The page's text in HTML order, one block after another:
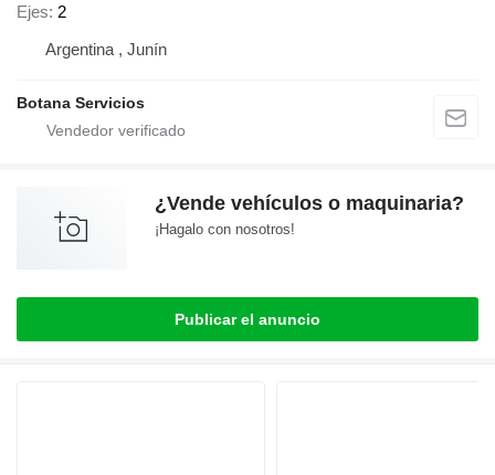
Ejes 2
Argentina , Junín
Botana Servicios
¿Vende vehículos o maquinaria?
¡Hagalo con nosotros!
Publicar el anuncio